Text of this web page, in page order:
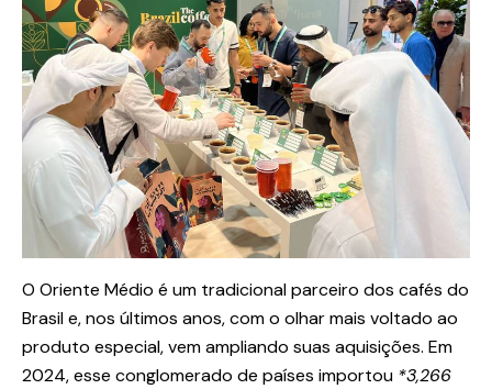
O Oriente Médio é um tradicional parceiro dos cafés do
Brasil e, nos últimos anos, com o olhar mais voltado ao
produto especial, vem ampliando suas aquisições. Em
2024, esse conglomerado de países importou *3,266